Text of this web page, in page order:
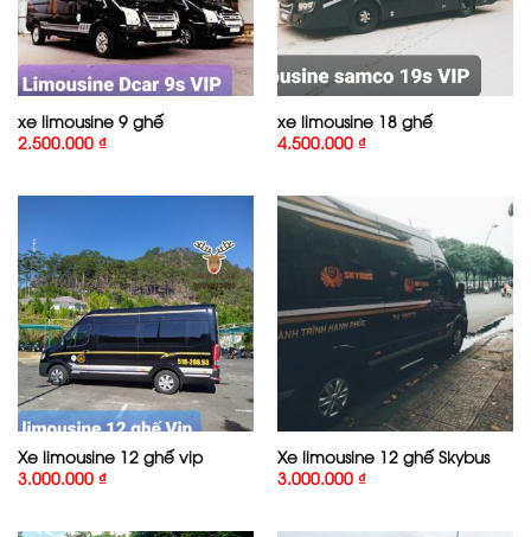
xe limousine 9 ghế
2.500.000 ₫
xe limousine 18 ghế
4.500.000 ₫
Xe limousine 12 ghế vip
3.000.000 ₫
Xe limousine 12 ghế Skybus
3.000.000 ₫